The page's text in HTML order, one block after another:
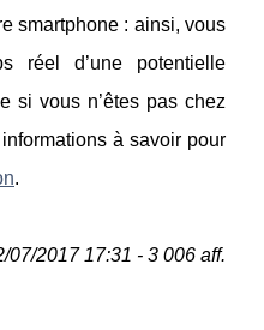
smartphone : ainsi, vous
réel d’une potentielle
si vous n’êtes pas chez
à savoir pour
.
07/2017 17:31 - 3 006 aff.